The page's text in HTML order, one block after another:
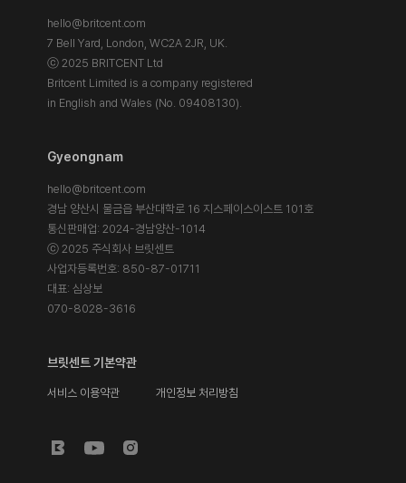
hello@britcent.com
7 Bell Yard, London, WC2A 2JR, UK.
ⓒ 2025 BRITCENT Ltd
Britcent Limited is a company registered
in English and Wales (No. 09408130).
Gyeongnam
hello@britcent.com
경남 양산시 물금읍 부산대학로 16 지스페이스이스트 101호
통신판매업: 2024-경남양산-1014
ⓒ 2025 주식회사 브릿센트
사업자등록번호: 850-87-01711
대표: 심상보
070-8028-3616
브릿센트 기본약관
서비스 이용약관 개인정보 처리방침